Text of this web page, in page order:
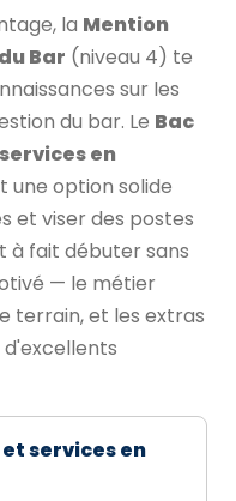
la Mention
Bar (niveau 4) te
sur les
du bar. Le Bac
en
une option solide
et viser des postes
à fait débuter sans
— le métier
terrain, et les extras
d'excellents
services en